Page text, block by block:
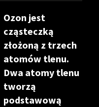
Ozon jest
cząsteczką
złożoną z trzech
atomów tlenu.
Dwa atomy tlenu
tworzą
podstawową